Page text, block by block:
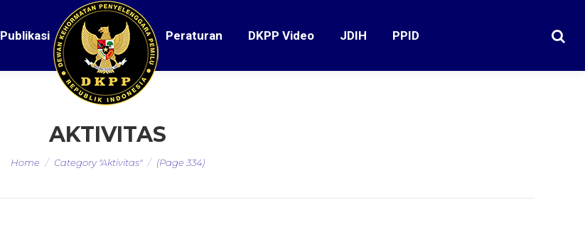
Publikasi Peraturan DKPP Video JDIH PPID
AKTIVITAS
You are here:
Home Category "Aktivitas" (Page 334)